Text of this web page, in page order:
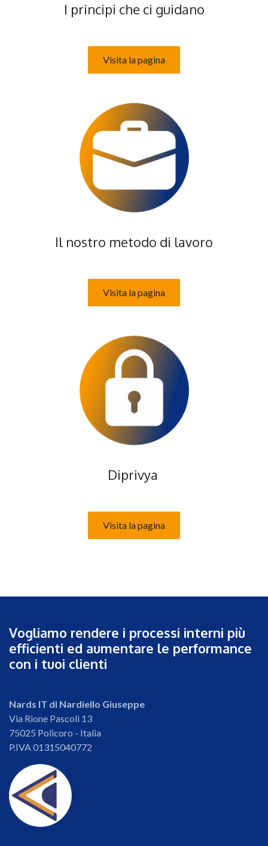
I principi che ci guidano
Visita la pagina
Il nostro metodo di lavoro
Visita la pagina
Diprivya
Visita la pagina
Vogliamo rendere i processi interni più
efficienti ed aumentare le performance
con i tuoi clienti
Nards IT di Nardiello Giuseppe
Via Rione Pascoli 13
75025 Policoro - Italia
P.IVA 01315040772